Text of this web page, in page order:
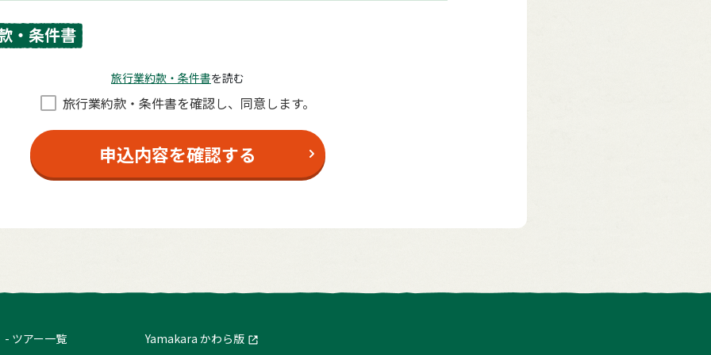
・条件書
旅⾏業約款・条件書を読む
旅⾏業約款・条件書を確認し、同意します。
申込内容を確認する
ツアー一覧 Yamakara かわら版